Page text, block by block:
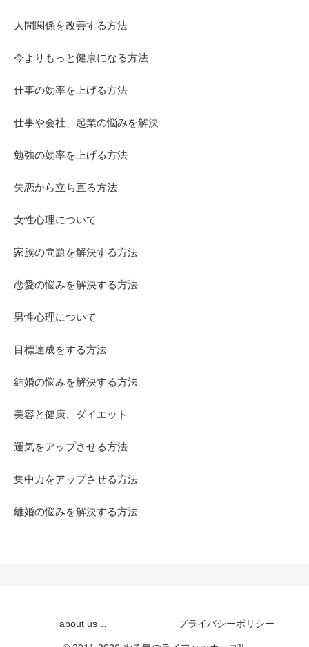
人間関係を改善する方法
今よりもっと健康になる方法
仕事の効率を上げる方法
仕事や会社、起業の悩みを解決
勉強の効率を上げる方法
失恋から立ち直る方法
女性心理について
家族の問題を解決する方法
恋愛の悩みを解決する方法
男性心理について
目標達成をする方法
結婚の悩みを解決する方法
美容と健康、ダイエット
運気をアップさせる方法
集中力をアップさせる方法
離婚の悩みを解決する方法
about us… プライバシーポリシー